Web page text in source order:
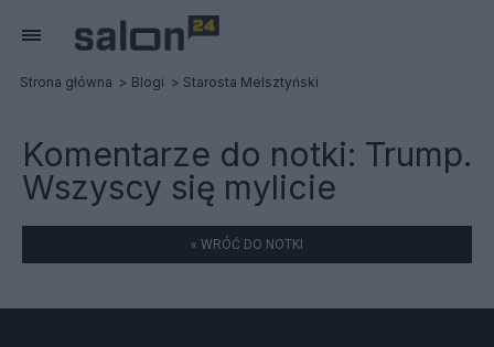
Strona główna Blogi Starosta Melsztyński
Komentarze do notki: Trump.
Wszyscy się mylicie
« WRÓĆ DO NOTKI